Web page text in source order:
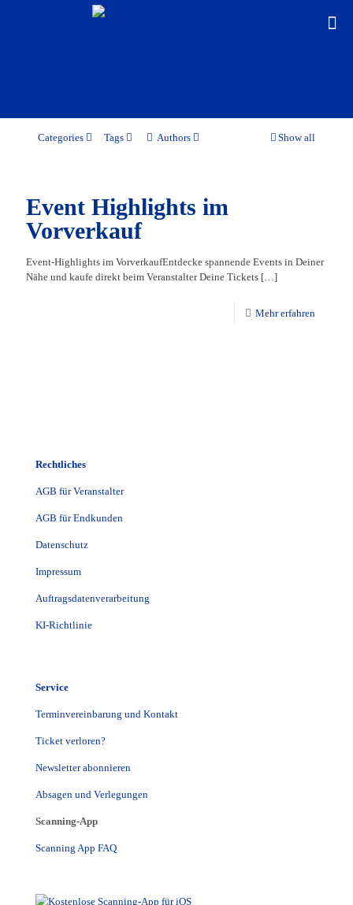
Categories Tags Authors Show all
Event Highlights im
Vorverkauf
Event-Highlights im VorverkaufEntdecke spannende Events in Deiner
Nähe und kaufe direkt beim Veranstalter Deine Tickets […]
Mehr erfahren
Rechtliches
AGB für Veranstalter
AGB für Endkunden
Datenschutz
Impressum
Auftragsdatenverarbeitung
KI-Richtlinie
Service
Terminvereinbarung und Kontakt
Ticket verloren?
Newsletter abonnieren
Absagen und Verlegungen
Scanning-App
Scanning App FAQ